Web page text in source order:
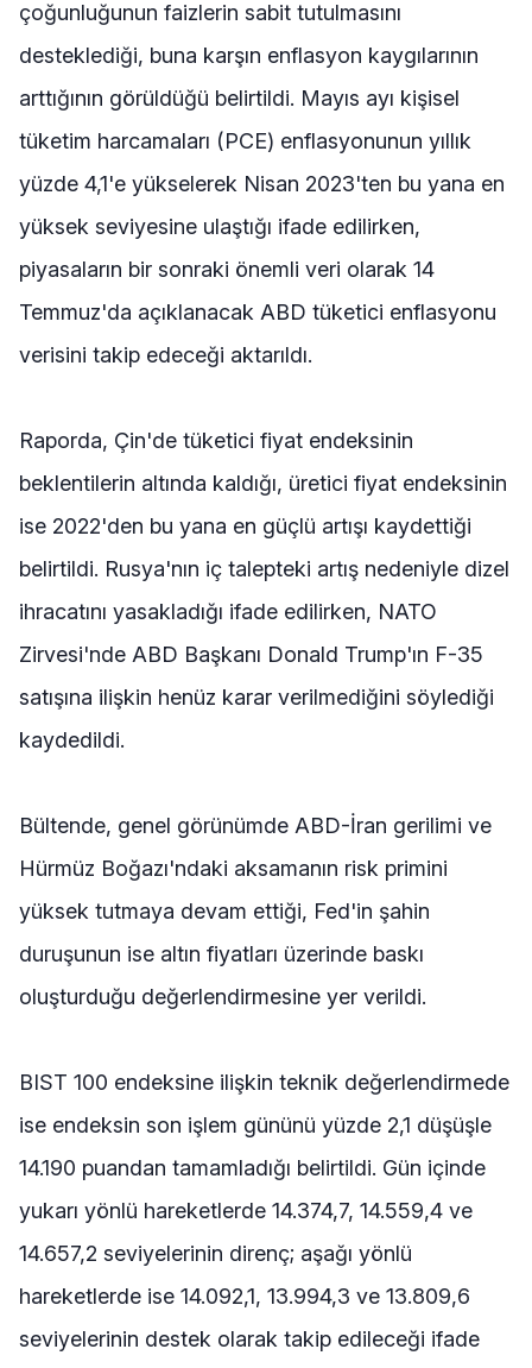
çoğunluğunun faizlerin sabit tutulmasını
desteklediği, buna karşın enflasyon kaygılarının
arttığının görüldüğü belirtildi. Mayıs ayı kişisel
tüketim harcamaları (PCE) enflasyonunun yıllık
yüzde 4,1'e yükselerek Nisan 2023'ten bu yana en
yüksek seviyesine ulaştığı ifade edilirken,
piyasaların bir sonraki önemli veri olarak 14
Temmuz'da açıklanacak ABD tüketici enflasyonu
verisini takip edeceği aktarıldı.
Raporda, Çin'de tüketici fiyat endeksinin
beklentilerin altında kaldığı, üretici fiyat endeksinin
ise 2022'den bu yana en güçlü artışı kaydettiği
belirtildi. Rusya'nın iç talepteki artış nedeniyle dizel
ihracatını yasakladığı ifade edilirken, NATO
Zirvesi'nde ABD Başkanı Donald Trump'ın F-35
satışına ilişkin henüz karar verilmediğini söylediği
kaydedildi.
Bültende, genel görünümde ABD-İran gerilimi ve
Hürmüz Boğazı'ndaki aksamanın risk primini
yüksek tutmaya devam ettiği, Fed'in şahin
duruşunun ise altın fiyatları üzerinde baskı
oluşturduğu değerlendirmesine yer verildi.
BIST 100 endeksine ilişkin teknik değerlendirmede
ise endeksin son işlem gününü yüzde 2,1 düşüşle
14.190 puandan tamamladığı belirtildi. Gün içinde
yukarı yönlü hareketlerde 14.374,7, 14.559,4 ve
14.657,2 seviyelerinin direnç; aşağı yönlü
hareketlerde ise 14.092,1, 13.994,3 ve 13.809,6
seviyelerinin destek olarak takip edileceği ifade